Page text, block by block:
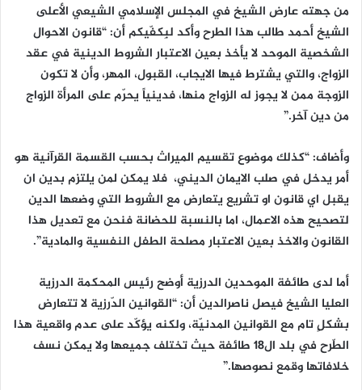
من جهته عارض الشيخ في المجلس الإسلامي الشيعي الأعلى
الشيخ أحمد طالب هذا الطرح وأكد لبِكفّيكم أن: “قانون الاحوال
الشخصية الموحد لا يأخذ بعين الاعتبار الشروط الدينية في عقد
الزواج، والتي يشترط فيها الايجاب، القبول، المهر، وأن لا تكون
الزوجة ممن لا يجوز له الزواج منها، فدينياً يحرّم على المرأة الزواج
من دين آخر.”
وأضاف: “كذلك موضوع تقسيم الميراث بحسب القسمة القرآنية هو
أمر يدخل في صلب الايمان الديني، فلا يمكن لمن يلتزم بدين ان
يقبل اي قانون او تشريع يتعارض مع الشروط التي وضعها الدين
لتصحيح هذه الاعمال، اما بالنسبة للحضانة فنحن مع تعديل هذا
القانون والاخذ بعين الاعتبار مصلحة الطفل النفسية والمادية”.
أما لدى طائفة الموحدين الدرزية أوضح رئيس المحكمة الدرزية
العليا الشيخ فيصل ناصرالدين أن: “القوانين الدّرزية لا تتعارض
بشكلٍ تام مع القوانين المدنيّة، ولكنه يؤكّد على عدم واقعية هذا
الطّرح في بلد ال١٨ طائفة حيث تختلف جميعها ولا يمكن نسف
خلافاتها وقمع نصوصها.”